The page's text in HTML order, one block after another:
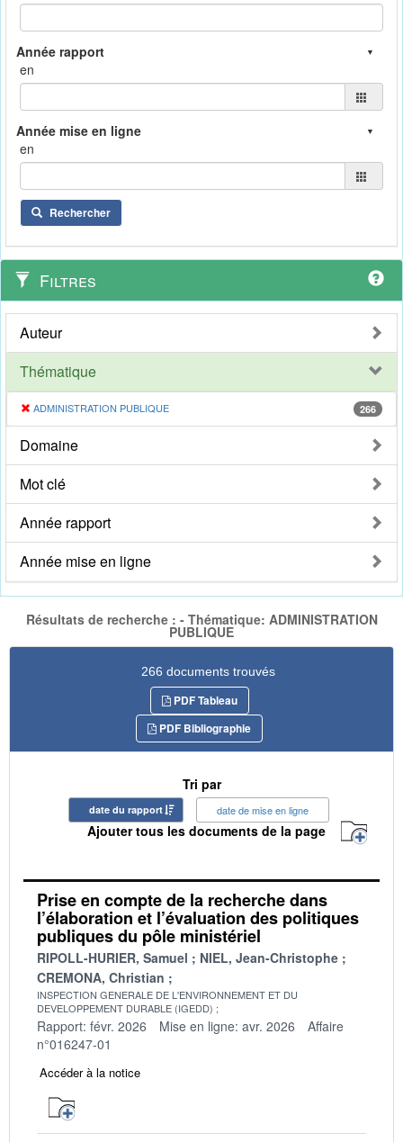
en
en
Rechercher
Filtres
Auteur
Thématique
ADMINISTRATION PUBLIQUE 266
Domaine
Mot clé
Année rapport
Année mise en ligne
Résultats de recherche : - Thématique: ADMINISTRATION
PUBLIQUE
266 documents trouvés
PDF Tableau
PDF Bibliographie
Tri par
date du rapport date de mise en ligne
Ajouter tous les documents de la page
Prise en compte de la recherche dans
l’élaboration et l’évaluation des politiques
publiques du pôle ministériel
RIPOLL-HURIER, Samuel
NIEL, Jean-Christophe
CREMONA, Christian
INSPECTION GENERALE DE L'ENVIRONNEMENT ET DU
DEVELOPPEMENT DURABLE (IGEDD)
Rapport: févr. 2026 Mise en ligne: avr. 2026
Affaire
n°016247-01
Accéder à la notice